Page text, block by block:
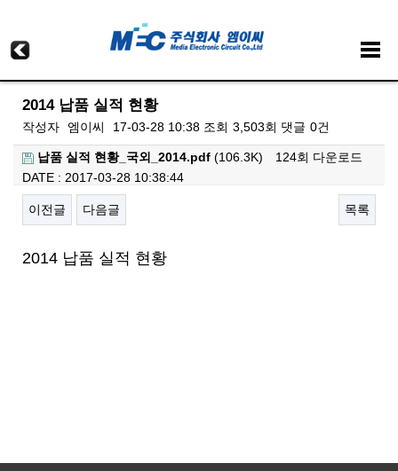
2014 납품 실적 현황
작성자 엠이씨 17-03-28 10:38 조회 3,503회 댓글 0건
납품 실적 현황_국외_2014.pdf (106.3K)
124회 다운로드
DATE : 2017-03-28 10:38:44
이전글 다음글 목록
본문
2014 납품 실적 현황